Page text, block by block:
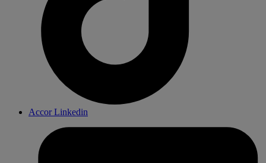
Accor Linkedin